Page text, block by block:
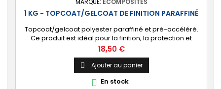
MARQUE: ECOMPOSITES
1 KG - TOPCOAT/GELCOAT DE FINITION PARAFFINÉ
Topcoat/gelcoat polyester paraffiné et pré-accéléré.
Ce produit est idéal pour la finition, la protection et
l’étanchéité de tout revêtement en polyester sur votre
bateau, pièce technique, camping-car, etc. 🔝 [Finition
de qualité] Fournit une couche extérieure lisse, brillante
et uniforme qui protège durablement la surface visible
de votre stratification...
Prix
18,50 €
 Ajouter au panier
 En stock